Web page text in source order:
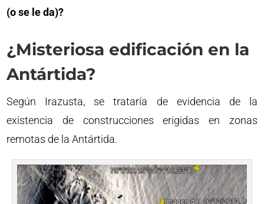
(o se le da)?
¿Misteriosa edificación en la
Antártida?
Según Irazusta, se trataría de evidencia de la
existencia de construcciones erigidas en zonas
remotas de la Antártida.